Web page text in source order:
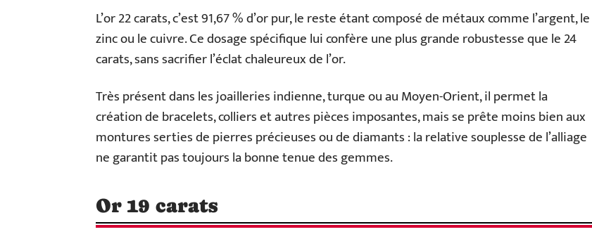
L’or 22 carats, c’est 91,67 % d’or pur, le reste étant composé de métaux comme l’argent, le
zinc ou le cuivre. Ce dosage spécifique lui confère une plus grande robustesse que le 24
carats, sans sacrifier l’éclat chaleureux de l’or.
Très présent dans les joailleries indienne, turque ou au Moyen-Orient, il permet la
création de bracelets, colliers et autres pièces imposantes, mais se prête moins bien aux
montures serties de pierres précieuses ou de diamants : la relative souplesse de l’alliage
ne garantit pas toujours la bonne tenue des gemmes.
Or 19 carats